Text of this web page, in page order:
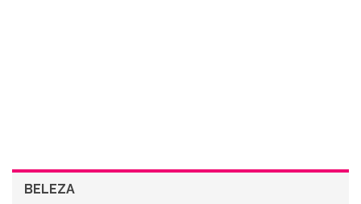
BELEZA